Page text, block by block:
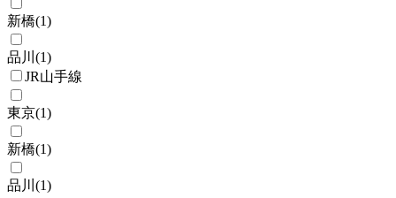
新橋(1)
品川 (1)
JR山手線
東京(1)
新橋(1)
品川 (1)